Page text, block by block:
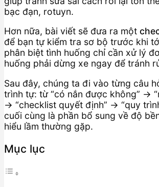
bạc đạn, rotuyn.
Hơn nữa, bài viết sẽ đưa ra một
để bạn tự kiểm tra sơ bộ trước khi
phân biệt tình huống chỉ cần xử lý
huống phải dừng xe ngay để tránh
Sau đây, chúng ta đi vào từng câu
trình tự: từ “có nắn được không” →
→ “checklist quyết định” → “quy
cuối cùng là phần bổ sung về độ
hiểu lầm thường gặp.
Mục lục